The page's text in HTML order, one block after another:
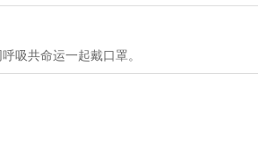
吸共命运一起戴口罩。